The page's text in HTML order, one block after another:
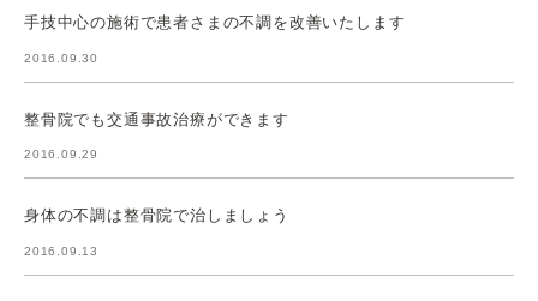
手技中心の施術で患者さまの不調を改善いたします
2016.09.30
整骨院でも交通事故治療ができます
2016.09.29
身体の不調は整骨院で治しましょう
2016.09.13